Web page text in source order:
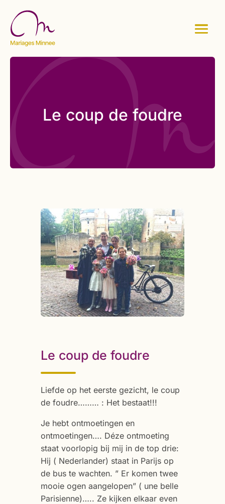
Le coup de foudre
Le coup de foudre
Liefde op het eerste gezicht, le coup
de foudre……… : Het bestaat!!!
Je hebt ontmoetingen en
ontmoetingen…. Déze ontmoeting
staat voorlopig bij mij in de top drie:
Hij ( Nederlander) staat in Parijs op
de bus te wachten. ” Er komen twee
mooie ogen aangelopen” ( une belle
Parisienne)….. Ze kijken elkaar even